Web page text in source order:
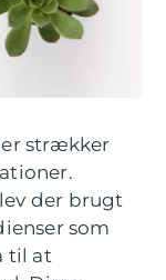
strækker
der brugt
som
til at